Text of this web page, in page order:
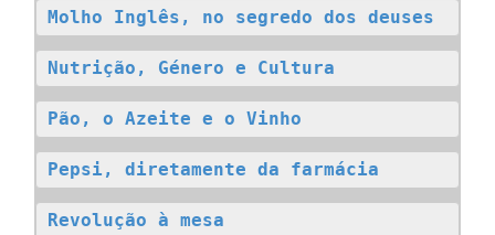
Molho Inglês, no segredo dos deuses
Nutrição, Género e Cultura
Pão, o Azeite e o Vinho
Pepsi, diretamente da farmácia
Revolução à mesa